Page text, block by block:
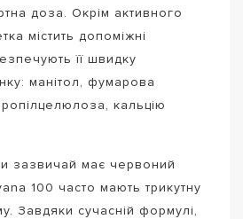
доза. Окрім активного
містить допоміжні
її швидку
манітол, фумарова
кальцію
зазвичай має червоний
100 часто мають трикутну
Завдяки сучасній формулі,